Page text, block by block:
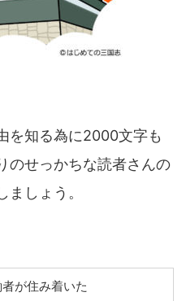
を知る為に2000文字も
のせっかちな読者さんの
しょう。
が住み着いた